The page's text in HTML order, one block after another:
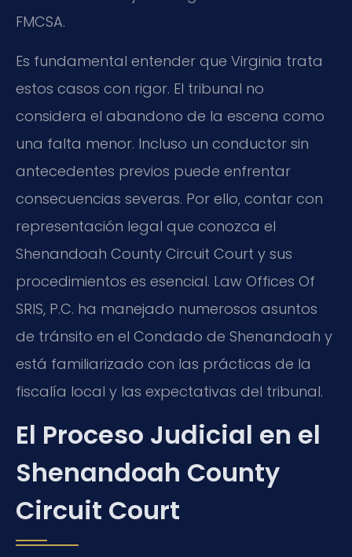
FMCSA.
Es fundamental entender que Virginia trata
estos casos con rigor. El tribunal no
considera el abandono de la escena como
una falta menor. Incluso un conductor sin
antecedentes previos puede enfrentar
consecuencias severas. Por ello, contar con
representación legal que conozca el
Shenandoah County Circuit Court y sus
procedimientos es esencial. Law Offices Of
SRIS, P.C. ha manejado numerosos asuntos
de tránsito en el Condado de Shenandoah y
está familiarizado con las prácticas de la
fiscalía local y las expectativas del tribunal.
El Proceso Judicial en el
Shenandoah County
Circuit Court